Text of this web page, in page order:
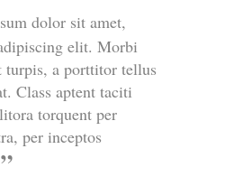
dolor sit amet,
elit. Morbi
turpis, a porttitor tellus
Class aptent taciti
torquent per
per inceptos